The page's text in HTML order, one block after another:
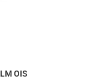
OIS